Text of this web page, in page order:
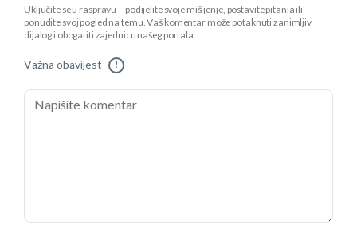
Uključite se u raspravu – podijelite svoje mišljenje, postavite pitanja ili
ponudite svoj pogled na temu. Vaš komentar može potaknuti zanimljiv
dijalog i obogatiti zajednicu našeg portala.
Važna obavijest !